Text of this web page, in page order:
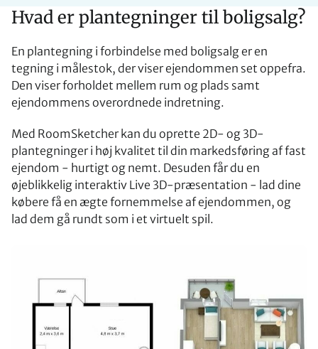
Hvad er plantegninger til boligsalg?
En plantegning i forbindelse med boligsalg er en
tegning i målestok, der viser ejendommen set oppefra.
Den viser forholdet mellem rum og plads samt
ejendommens overordnede indretning.
Med RoomSketcher kan du oprette 2D- og 3D-
plantegninger i høj kvalitet til din markedsføring af fast
ejendom - hurtigt og nemt. Desuden får du en
øjeblikkelig interaktiv Live 3D-præsentation - lad dine
købere få en ægte fornemmelse af ejendommen, og
lad dem gå rundt som i et virtuelt spil.